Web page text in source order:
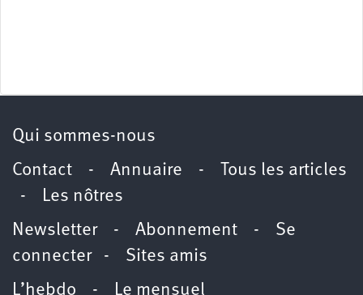
Qui sommes-nous
Contact - Annuaire - Tous les articles
-
Les nôtres
Newsletter- Abonnement - Se
connecter- Sites amis
L’hebdo -
Le mensuel